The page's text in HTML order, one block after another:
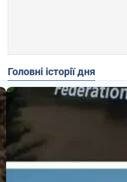
Головні історії дня